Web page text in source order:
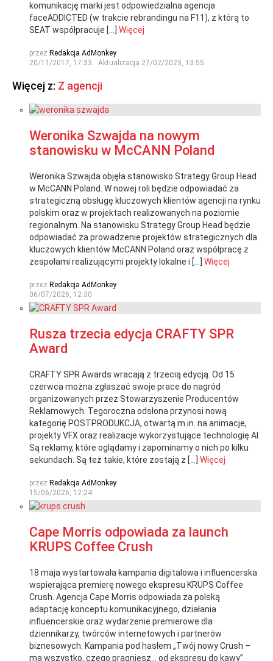
komunikację marki jest odpowiedzialna agencja
faceADDICTED (w trakcie rebrandingu na F11), z którą to
SEAT współpracuje […] Więcej
przez Redakcja AdMonkey
20/11/2017, 17:33
Aktualizacja 27/02/2023, 13:55
Więcej z: Z agencji
Weronika Szwajda na nowym
stanowisku w McCANN Poland
Weronika Szwajda objęła stanowisko Strategy Group Head
w McCANN Poland. W nowej roli będzie odpowiadać za
strategiczną obsługę kluczowych klientów agencji na rynku
polskim oraz w projektach realizowanych na poziomie
regionalnym. Na stanowisku Strategy Group Head będzie
odpowiadać za prowadzenie projektów strategicznych dla
kluczowych klientów McCANN Poland oraz współpracę z
zespołami realizującymi projekty lokalne i […] Więcej
przez Redakcja AdMonkey
06/07/2026, 12:30
Rusza trzecia edycja CRAFTY SPR
Award
CRAFTY SPR Awards wracają z trzecią edycją. Od 15
czerwca można zgłaszać swoje prace do nagród
organizowanych przez Stowarzyszenie Producentów
Reklamowych. Tegoroczna odsłona przynosi nową
kategorię POSTPRODUKCJA, otwartą m.in. na animacje,
projekty VFX oraz realizacje wykorzystujące technologię AI.
Są reklamy, które oglądamy i zapominamy o nich po kilku
sekundach. Są też takie, które zostają z […] Więcej
przez Redakcja AdMonkey
15/06/2026, 12:24
Cape Morris odpowiada za launch
KRUPS Coffee Crush
18 maja wystartowała kampania digitalowa i influencerska
wspierająca premierę nowego ekspresu KRUPS Coffee
Crush. Agencja Cape Morris odpowiada za polską
adaptację konceptu komunikacyjnego, działania
influencerskie oraz wydarzenie premierowe dla
dziennikarzy, twórców internetowych i partnerów
biznesowych. Kampania pod hasłem „Twój nowy Crush –
ma wszystko, czego pragniesz… od ekspresu do kawy”